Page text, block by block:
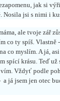
jak si
Nosila jsi s nimi i
ale tvoje zář
co ty spíš. Vlastně
co myslím. A já,
spící krásu. Teď už
Vždyť podle
a já jsem jen otec